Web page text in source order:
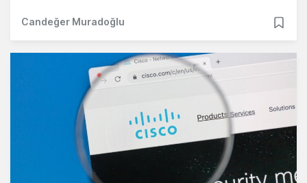
Candeğer Muradoğlu